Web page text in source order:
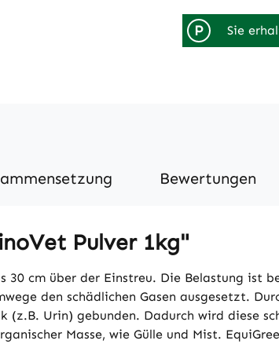
P Sie
Bewertungen
Pulver 1kg"
cm über der Einstreu. Die Belastung ist
den schädlichen Gasen ausgesetzt.
Urin) gebunden. Dadurch wird diese
Masse, wie Gülle und Mist.